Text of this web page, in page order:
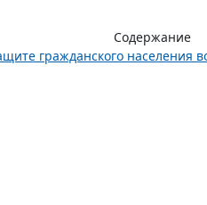
Содержание
гражданского населения